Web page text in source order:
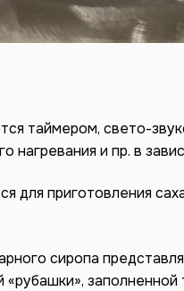
таймером, свето-
нагревания и пр. в
для приготовления
сиропа